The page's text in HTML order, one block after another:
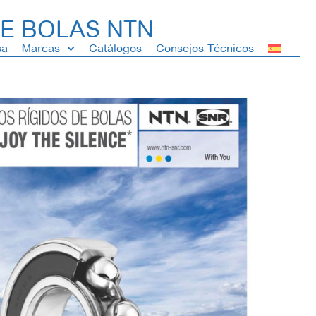
Marcas Catálogos Consejos Técnicos
BOLAS NTN